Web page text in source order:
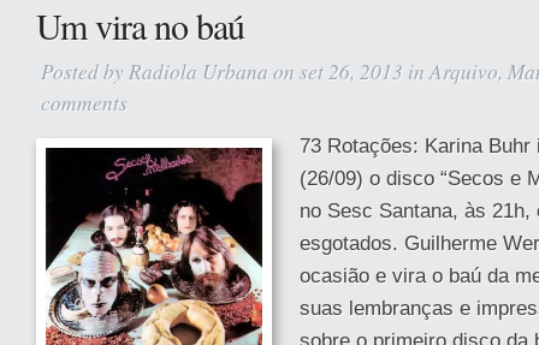
Um vira no baú
Posted by Radiola Urbana on set 26, 2013 inArquivo,
comments
73 Rotações: Karina Buhr
(26/09) o disco “Secos e
no Sesc Santana, às
esgotados. Guilherme
ocasião e vira o baú da
suas lembranças e
sobre o primeiro disco da